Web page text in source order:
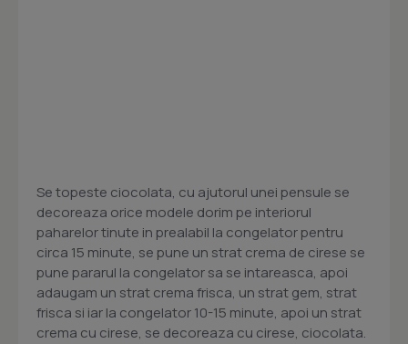
Se topeste ciocolata, cu ajutorul unei pensule se
decoreaza orice modele dorim pe interiorul
paharelor tinute in prealabil la congelator pentru
circa 15 minute, se pune un strat crema de cirese se
pune pararul la congelator sa se intareasca, apoi
adaugam un strat crema frisca, un strat gem, strat
frisca si iar la congelator 10-15 minute, apoi un strat
crema cu cirese, se decoreaza cu cirese, ciocolata.